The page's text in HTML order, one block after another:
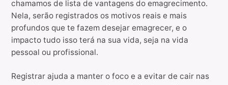
chamamos de lista de vantagens do emagrecimento.
Nela, serão registrados os motivos reais e mais
profundos que te fazem desejar emagrecer, e o
impacto tudo isso terá na sua vida, seja na vida
pessoal ou profissional.
Registrar ajuda a manter o foco e a evitar de cair nas